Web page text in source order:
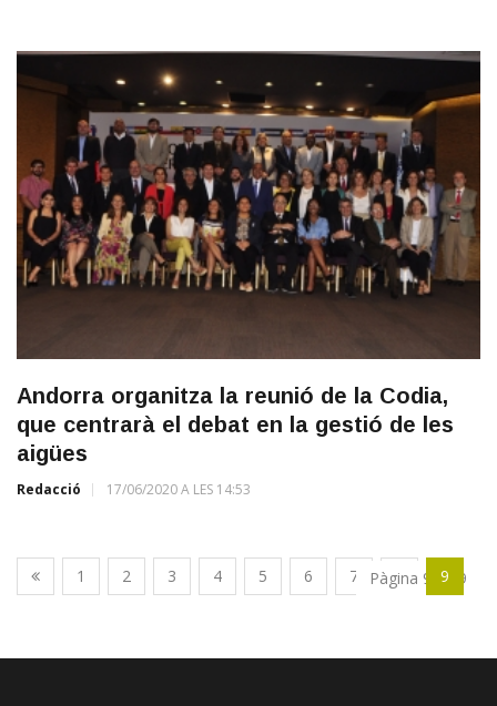
Andorra organitza la reunió de la Codia,
que centrarà el debat en la gestió de les
aigües
Redacció 17/06/2020 A LES 14:53
1 2 3 4 5 6 7 8 9
Pàgina 9 de 9